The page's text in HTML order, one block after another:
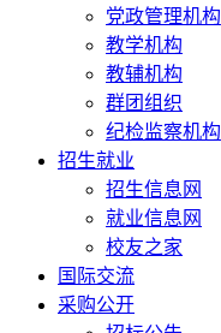
党政管理机构
教学机构
教辅机构
群团组织
纪检监察机构
招生就业
招生信息网
就业信息网
校友之家
国际交流
采购公开